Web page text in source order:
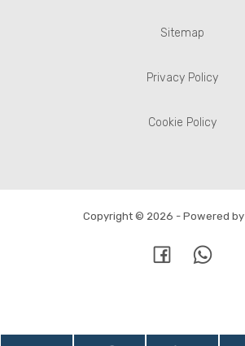
Sitemap
Privacy Policy
Cookie Policy
Copyright © 2026 - Powered by